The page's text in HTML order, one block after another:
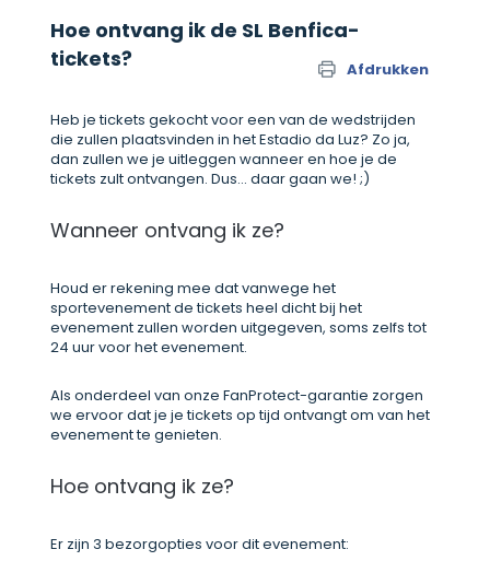
Hoe ontvang ik de SL Benfica-
tickets?
Afdrukken
Heb je tickets gekocht voor een van de wedstrijden
die zullen plaatsvinden in het Estadio da Luz? Zo ja,
dan zullen we je uitleggen wanneer en hoe je de
tickets zult ontvangen. Dus... daar gaan we! ;)
Wanneer ontvang ik ze?
Houd er rekening mee dat vanwege het
sportevenement de tickets heel dicht bij het
evenement zullen worden uitgegeven, soms zelfs tot
24 uur voor het evenement.
Als onderdeel van onze FanProtect-garantie zorgen
we ervoor dat je je tickets op tijd ontvangt om van het
evenement te genieten.
Hoe ontvang ik ze?
Er zijn 3 bezorgopties voor dit evenement: